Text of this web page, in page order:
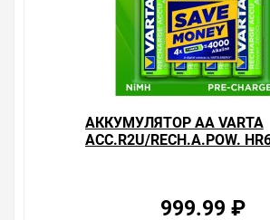
зарекомендовавших себя брендов.
Быстрая доставка в любой город –
вариантов, вы всегда можете выбрать
удобный. Аккумулятор крона VARTA
ACC.R2U/RECH.A.POW. HR9V 200мАч
заказать курьерскую доставку до
выгодную доставку в Ваш город или
покупать то, что нужно, что хочется.
АККУМУЛЯТОР AA VARTA
ACC.R2U/RECH.A.POW.
999.99 ₽